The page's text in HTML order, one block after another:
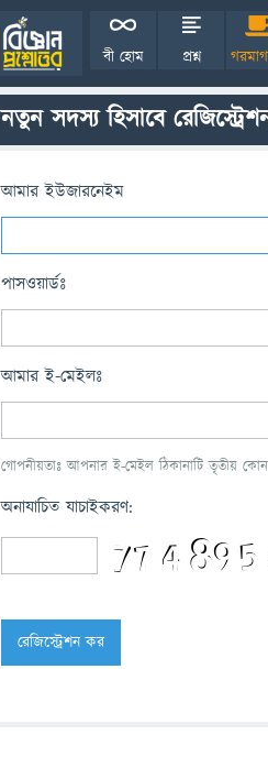
বী হোম প্রশ্ন
নতুন সদস্য হিসাবে
আমার ইউজারনেইম
পাসওয়ার্ডঃ
আমার ই-মেইলঃ
গোপনীয়তাঃ আপনার ই-মেইল ঠিকানাটি তৃতীয় কোন
অনাযাচিত যাচাইকরণ: